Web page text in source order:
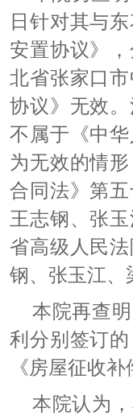
日针对其与
安置协议》
北省张家口
协议》无效
不属于《中
为无效的情
合同法》第
王志钢、张
省高级人民
钢、张玉江、
本院再查
利分别签订
《房屋征收
本院认为